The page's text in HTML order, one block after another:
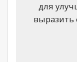
для
выразить